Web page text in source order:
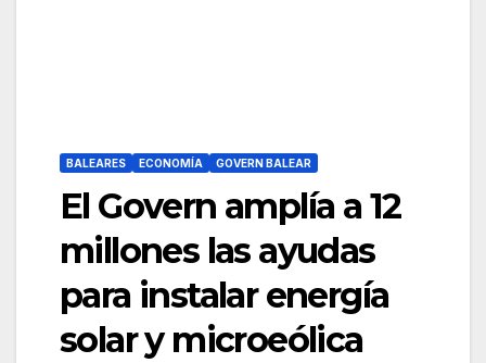
BALEARES ECONOMÍA GOVERN BALEAR
El Govern amplía a 12
millones las ayudas
para instalar energía
solar y microeólica